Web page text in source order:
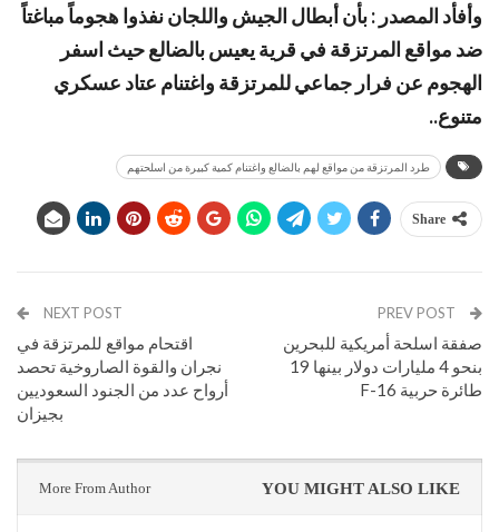
وأفأد المصدر : بأن أبطال الجيش واللجان نفذوا هجوماً مباغتاً
ضد مواقع المرتزقة في قرية يعيس بالضالع حيث اسفر
الهجوم عن فرار جماعي للمرتزقة واغتنام عتاد عسكري
متنوع..
طرد المرتزقة من مواقع لهم بالضالع واغتنام كمية كبيرة من اسلحتهم
Share
صفقة اسلحة أمريكية للبحرين
بنحو 4 مليارات دولار بينها 19
طائرة حربية F-16
NEXT POST
اقتحام مواقع للمرتزقة في
نجران والقوة الصاروخية تحصد
أرواح عدد من الجنود السعوديين
بجيزان
YOU MIGHT ALSO LIKE
More From Author